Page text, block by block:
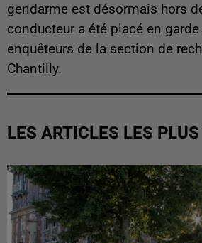
gendarme est désormais hors
conducteur a été placé en
enquêteurs de la section de
Chantilly.
LES ARTICLES LES